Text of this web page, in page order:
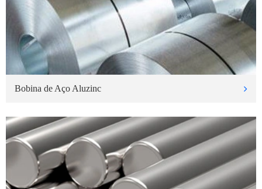
Bobina de Aço Aluzinc